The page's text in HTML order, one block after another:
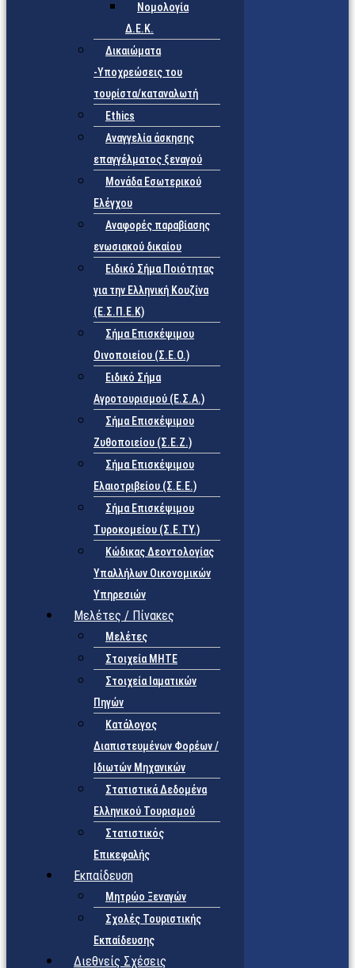
Νομολογία
Δ.Ε.Κ.
Δικαιώματα
-Υποχρεώσεις του
τουρίστα/καταναλωτή
Ethics
Αναγγελία άσκησης
επαγγέλματος ξεναγού
Μονάδα Εσωτερικού
Ελέγχου
Αναφορές παραβίασης
ενωσιακού δικαίου
Ειδικό Σήμα Ποιότητας
για την Ελληνική Κουζίνα
(Ε.Σ.Π.Ε.Κ)
Σήμα Επισκέψιμου
Οινοποιείου (Σ.Ε.Ο.)
Ειδικό Σήμα
Αγροτουρισμού (Ε.Σ.Α.)
Σήμα Επισκέψιμου
Ζυθοποιείου (Σ.Ε.Ζ.)
Σήμα Επισκέψιμου
Ελαιοτριβείου (Σ.Ε.Ε.)
Σήμα Επισκέψιμου
Τυροκομείου (Σ.Ε.TY.)
Κώδικας Δεοντολογίας
Υπαλλήλων Οικονομικών
Υπηρεσιών
Μελέτες / Πίνακες
Μελέτες
Στοιχεία ΜΗΤΕ
Στοιχεία Ιαματικών
Πηγών
Κατάλογος
Διαπιστευμένων Φορέων /
Ιδιωτών Μηχανικών
Στατιστικά Δεδομένα
Ελληνικού Τουρισμού
Στατιστικός
Επικεφαλής
Εκπαίδευση
Μητρώο Ξεναγών
Σχολές Τουριστικής
Εκπαίδευσης
Διεθνείς Σχέσεις